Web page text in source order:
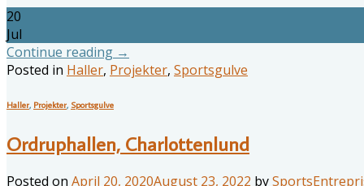
20
Jul
Continue reading →
Posted in Haller, Projekter, Sportsgulve
Haller, Projekter, Sportsgulve
Ordruphallen, Charlottenlund
Posted on April 20, 2020August 23, 2022 by